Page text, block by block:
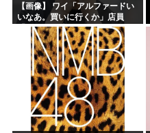
【画像】 ワイ「アルファードい
いなあ。買いに行くか」店員
「ほいっ見積もりな！」ワイ
「金額おかしくね？」←お前ら
もそう思うよな？？？？？